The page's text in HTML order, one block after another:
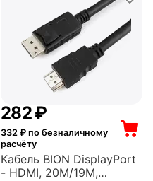
‍282‍₽
332 ₽ по безналичному
расчёту
Кабель BION DisplayPort
- HDMI, 20M/19M,